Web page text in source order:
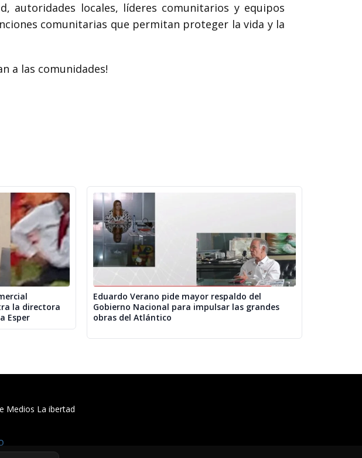
autoridades locales, líderes comunitarios y equipos
comunitarias que permitan proteger la vida y la
a las comunidades!
la directora
Esper
Eduardo Verano pide mayor respaldo del
Gobierno Nacional para impulsar las grandes
obras del Atlántico
Medios La ibertad